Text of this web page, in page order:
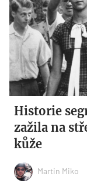
Historie
zažila na
kůže
Martin Miko